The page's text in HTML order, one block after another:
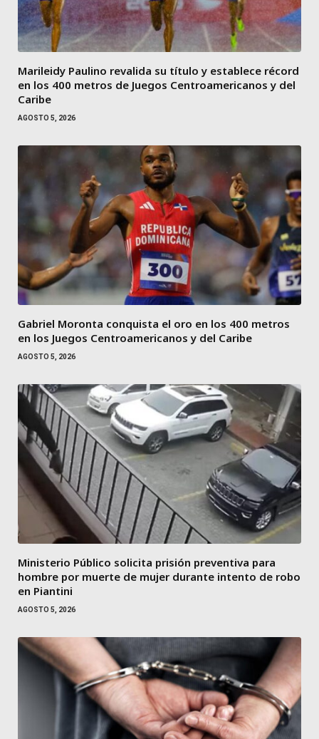
Marileidy Paulino revalida su título y establece récord
en los 400 metros de Juegos Centroamericanos y del
Caribe
AGOSTO 5, 2026
Gabriel Moronta conquista el oro en los 400 metros
en los Juegos Centroamericanos y del Caribe
AGOSTO 5, 2026
Ministerio Público solicita prisión preventiva para
hombre por muerte de mujer durante intento de robo
en Piantini
AGOSTO 5, 2026